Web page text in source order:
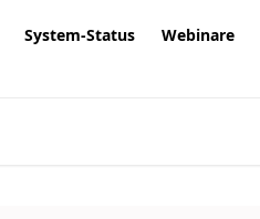
System-Status Webinare